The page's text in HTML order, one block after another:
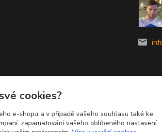
cookies?
e-shopu a v případě vašeho souhlasu také ke
zapamatování vašeho oblíbeného nastavení